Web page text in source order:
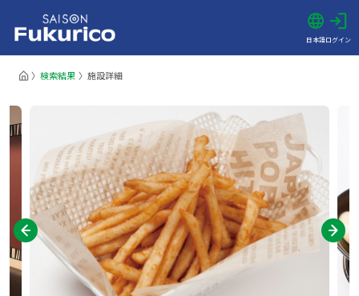
日本語ログイン
検索結果 施設詳細